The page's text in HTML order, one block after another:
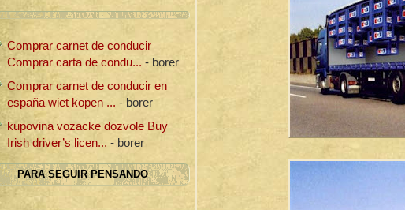
Comprar carnet de conducir
Comprar carta de condu... - borer
Comprar carnet de conducir en
españa wiet kopen ... - borer
kupovina vozacke dozvole Buy
Irish driver’s licen... - borer
PARA SEGUIR PENSANDO